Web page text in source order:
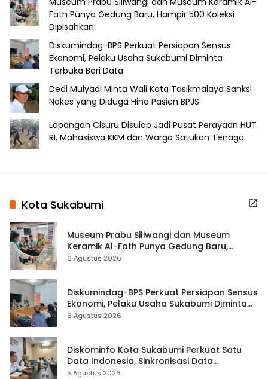
Fath Punya Gedung Baru, Hampir 500 Koleksi
Dipisahkan
Diskumindag-BPS Perkuat Persiapan Sensus
Ekonomi, Pelaku Usaha Sukabumi Diminta
Terbuka Beri Data
Dedi Mulyadi Minta Wali Kota Tasikmalaya Sanksi
Nakes yang Diduga Hina Pasien BPJS
Lapangan Cisuru Disulap Jadi Pusat Perayaan HUT
RI, Mahasiswa KKM dan Warga Satukan Tenaga
Kota Sukabumi
Museum Prabu Siliwangi dan Museum
Keramik Al-Fath Punya Gedung Baru,
Hampir 500 Koleksi Dipisahkan
6 Agustus 2026
Diskumindag-BPS Perkuat Persiapan Sensus
Ekonomi, Pelaku Usaha Sukabumi Diminta
Terbuka Beri Data
6 Agustus 2026
Diskominfo Kota Sukabumi Perkuat Satu
Data Indonesia, Sinkronisasi Data
Kewilayahan Dikebut
5 Agustus 2026